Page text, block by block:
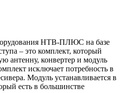
НТВ-ПЛЮС на базе
– это комплект, который
антенну, конвертер и модуль
исключает потребность в
Модуль устанавливается в
есть в большинстве